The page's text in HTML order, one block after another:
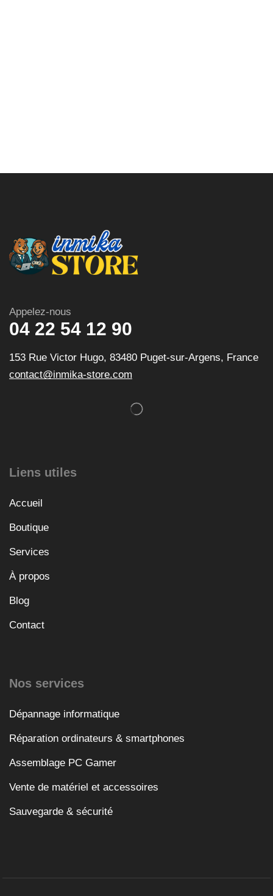
Appelez-nous
04 22 54 12 90
153 Rue Victor Hugo, 83480 Puget-sur-Argens, France
contact@inmika-store.com
Liens utiles
Accueil
Boutique
Services
À propos
Blog
Contact
Nos services
Dépannage informatique
Réparation ordinateurs & smartphones
Assemblage PC Gamer
Vente de matériel et accessoires
Sauvegarde & sécurité